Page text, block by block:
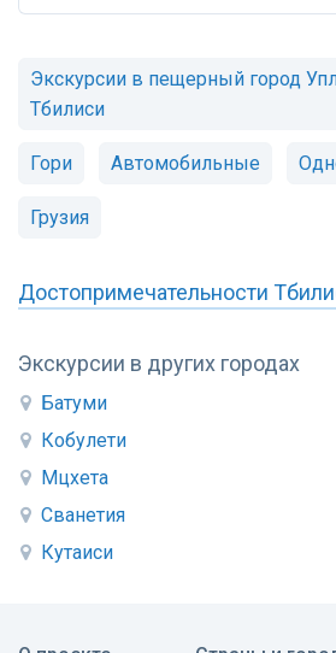
Экскурсии в других городах
Батуми
Кобулети
Мцхета
Сванетия
Кутаиси
Экскурсии в пещерный город
Тбилиси
Гори Автомобильные
Грузия
Достопримечательности